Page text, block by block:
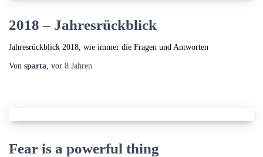
2018 – Jahresrückblick
Jahresrückblick 2018, wie immer die Fragen und Antworten
Von sparta, vor 8 Jahren
Fear is a powerful thing